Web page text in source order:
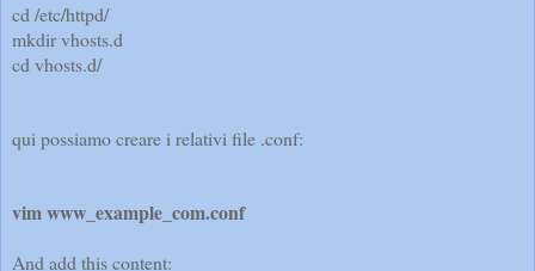
cd /etc/httpd/
mkdir vhosts.d
cd vhosts.d/
qui possiamo creare i relativi file .conf:
vim www_example_com.conf
And add this content: